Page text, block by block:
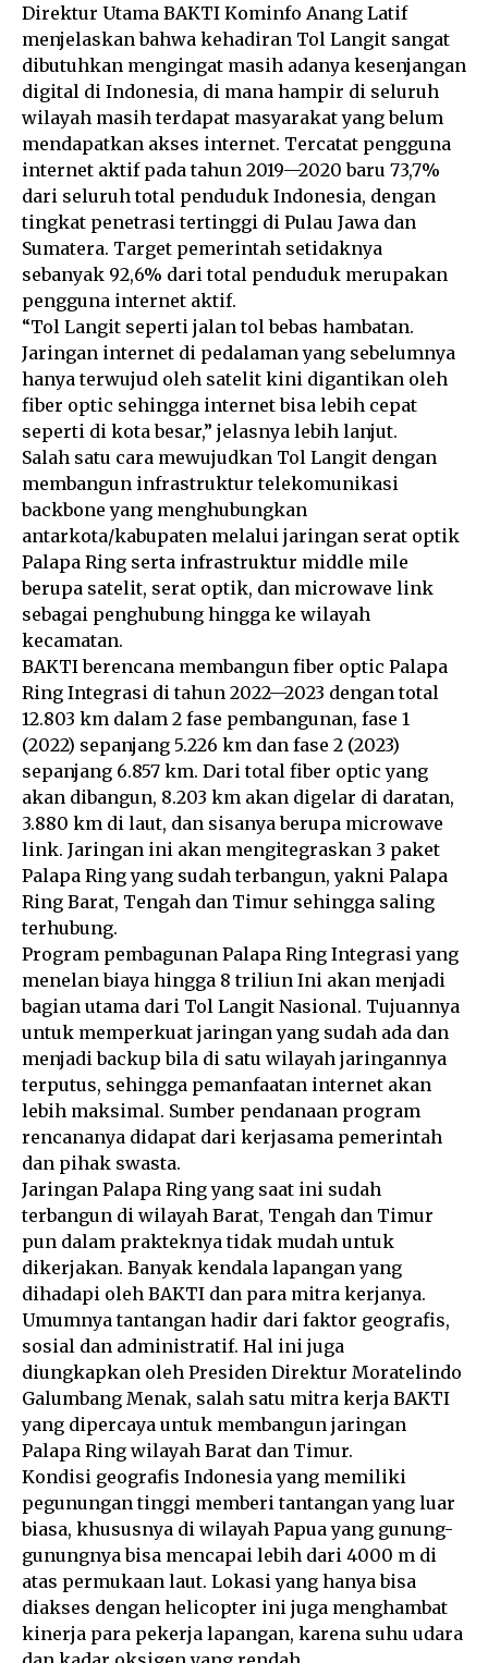
Direktur Utama BAKTI Kominfo Anang Latif
menjelaskan bahwa kehadiran Tol Langit sangat
dibutuhkan mengingat masih adanya kesenjangan
digital di Indonesia, di mana hampir di seluruh
wilayah masih terdapat masyarakat yang belum
mendapatkan akses internet. Tercatat pengguna
internet aktif pada tahun 2019—2020 baru 73,7%
dari seluruh total penduduk Indonesia, dengan
tingkat penetrasi tertinggi di Pulau Jawa dan
Sumatera. Target pemerintah setidaknya
sebanyak 92,6% dari total penduduk merupakan
pengguna internet aktif.
“Tol Langit seperti jalan tol bebas hambatan.
Jaringan internet di pedalaman yang sebelumnya
hanya terwujud oleh satelit kini digantikan oleh
fiber optic sehingga internet bisa lebih cepat
seperti di kota besar,” jelasnya lebih lanjut.
Salah satu cara mewujudkan Tol Langit dengan
membangun infrastruktur telekomunikasi
backbone yang menghubungkan
antarkota/kabupaten melalui jaringan serat optik
Palapa Ring serta infrastruktur middle mile
berupa satelit, serat optik, dan microwave link
sebagai penghubung hingga ke wilayah
kecamatan.
BAKTI berencana membangun fiber optic Palapa
Ring Integrasi di tahun 2022—2023 dengan total
12.803 km dalam 2 fase pembangunan, fase 1
(2022) sepanjang 5.226 km dan fase 2 (2023)
sepanjang 6.857 km. Dari total fiber optic yang
akan dibangun, 8.203 km akan digelar di daratan,
3.880 km di laut, dan sisanya berupa microwave
link. Jaringan ini akan mengitegraskan 3 paket
Palapa Ring yang sudah terbangun, yakni Palapa
Ring Barat, Tengah dan Timur sehingga saling
terhubung.
Program pembagunan Palapa Ring Integrasi yang
menelan biaya hingga 8 triliun Ini akan menjadi
bagian utama dari Tol Langit Nasional. Tujuannya
untuk memperkuat jaringan yang sudah ada dan
menjadi backup bila di satu wilayah jaringannya
terputus, sehingga pemanfaatan internet akan
lebih maksimal. Sumber pendanaan program
rencananya didapat dari kerjasama pemerintah
dan pihak swasta.
Jaringan Palapa Ring yang saat ini sudah
terbangun di wilayah Barat, Tengah dan Timur
pun dalam prakteknya tidak mudah untuk
dikerjakan. Banyak kendala lapangan yang
dihadapi oleh BAKTI dan para mitra kerjanya.
Umumnya tantangan hadir dari faktor geografis,
sosial dan administratif. Hal ini juga
diungkapkan oleh Presiden Direktur Moratelindo
Galumbang Menak, salah satu mitra kerja BAKTI
yang dipercaya untuk membangun jaringan
Palapa Ring wilayah Barat dan Timur.
Kondisi geografis Indonesia yang memiliki
pegunungan tinggi memberi tantangan yang luar
biasa, khususnya di wilayah Papua yang gunung-
gunungnya bisa mencapai lebih dari 4000 m di
atas permukaan laut. Lokasi yang hanya bisa
diakses dengan helicopter ini juga menghambat
kinerja para pekerja lapangan, karena suhu udara